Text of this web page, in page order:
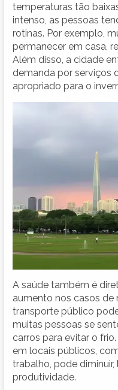
temperaturas tão
intenso, as pessoas
rotinas. Por exemplo,
permanecer em casa,
Além disso, a cidade
demanda por serviços
apropriado para o
A saúde também é
aumento nos casos de
transporte público
muitas pessoas se
carros para evitar o
em locais públicos,
trabalho, pode
produtividade.